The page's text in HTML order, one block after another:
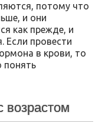
потому что
и они
как прежде, и
Если провести
в крови, то
понять